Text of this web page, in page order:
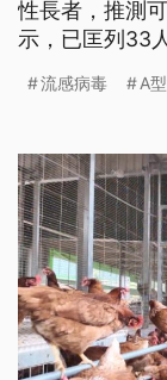
性長者，推測
示，已匡列33
皆為陰性，評
流感病毒 A